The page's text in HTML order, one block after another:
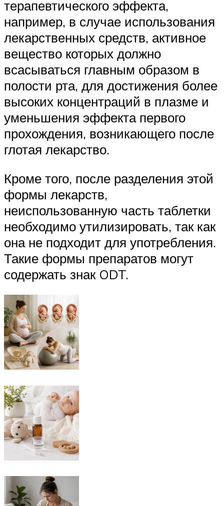
терапевтического эффекта,
например, в случае использования
лекарственных средств, активное
вещество которых должно
всасываться главным образом в
полости рта, для достижения более
высоких концентраций в плазме и
уменьшения эффекта первого
прохождения, возникающего после
глотая лекарство.
Кроме того, после разделения этой
формы лекарств,
неиспользованную часть таблетки
необходимо утилизировать, так как
она не подходит для употребления.
Такие формы препаратов могут
содержать знак ODT.